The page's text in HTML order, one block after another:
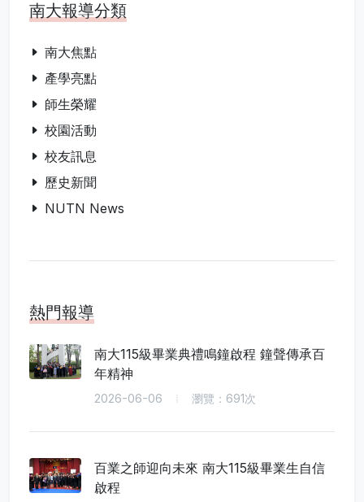
南大報導分類
南大焦點
產學亮點
師生榮耀
校園活動
校友訊息
歷史新聞
NUTN News
熱門報導
南大115級畢業典禮鳴鐘啟程 鐘聲傳承百
年精神
2026-06-06 瀏覽：691次
百業之師迎向未來 南大115級畢業生自信
啟程